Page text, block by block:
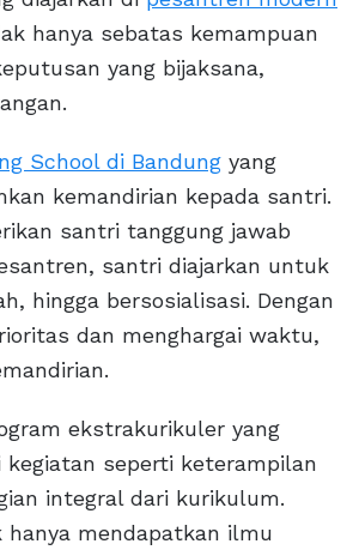
hanya sebatas kemampuan
yang bijaksana,
School di Bandung yang
kemandirian kepada santri.
santri tanggung jawab
santri diajarkan untuk
hingga bersosialisasi. Dengan
dan menghargai waktu,
ekstrakurikuler yang
seperti keterampilan
integral dari kurikulum.
mendapatkan ilmu